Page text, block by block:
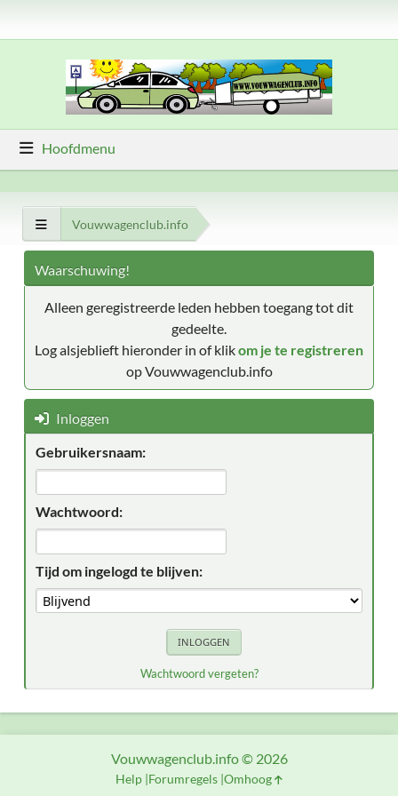
Hoofdmenu
Vouwwagenclub.info
Waarschuwing!
Alleen geregistreerde leden hebben toegang tot dit
gedeelte.
Log alsjeblieft hieronder in of klikom je te registreren
op Vouwwagenclub.info
Inloggen
Gebruikersnaam:
Wachtwoord:
Tijd om ingelogd te blijven:
Wachtwoord vergeten?
Vouwwagenclub.info © 2026
Help Forumregels Omhoog